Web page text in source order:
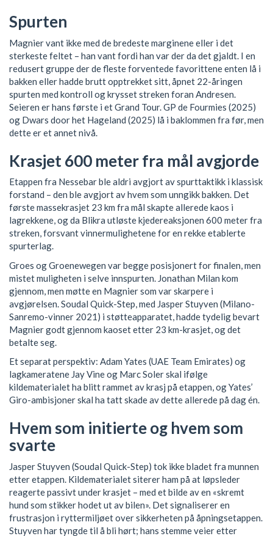
Spurten
Magnier vant ikke med de bredeste marginene eller i det
sterkeste feltet – han vant fordi han var der da det gjaldt. I en
redusert gruppe der de fleste forventede favorittene enten lå i
bakken eller hadde brutt opptrekket sitt, åpnet 22-åringen
spurten med kontroll og krysset streken foran Andresen.
Seieren er hans første i et Grand Tour. GP de Fourmies (2025)
og Dwars door het Hageland (2025) lå i baklommen fra før, men
dette er et annet nivå.
Krasjet 600 meter fra mål avgjorde
Etappen fra Nessebar ble aldri avgjort av spurttaktikk i klassisk
forstand – den ble avgjort av hvem som unngikk bakken. Det
første massekrasjet 23 km fra mål skapte allerede kaos i
lagrekkene, og da Blikra utløste kjedereaksjonen 600 meter fra
streken, forsvant vinnermulighetene for en rekke etablerte
spurterlag.
Groes og Groenewegen var begge posisjonert for finalen, men
mistet muligheten i selve innspurten. Jonathan Milan kom
gjennom, men møtte en Magnier som var skarpere i
avgjørelsen. Soudal Quick-Step, med Jasper Stuyven (Milano-
Sanremo-vinner 2021) i støtteapparatet, hadde tydelig bevart
Magnier godt gjennom kaoset etter 23 km-krasjet, og det
betalte seg.
Et separat perspektiv: Adam Yates (UAE Team Emirates) og
lagkameratene Jay Vine og Marc Soler skal ifølge
kildematerialet ha blitt rammet av krasj på etappen, og Yates’
Giro-ambisjoner skal ha tatt skade av dette allerede på dag én.
Hvem som initierte og hvem som
svarte
Jasper Stuyven (Soudal Quick-Step) tok ikke bladet fra munnen
etter etappen. Kildematerialet siterer ham på at løpsleder
reagerte passivt under krasjet – med et bilde av en «skremt
hund som stikker hodet ut av bilen». Det signaliserer en
frustrasjon i ryttermiljøet over sikkerheten på åpningsetappen.
Stuyven har tyngde til å bli hørt; hans stemme veier etter